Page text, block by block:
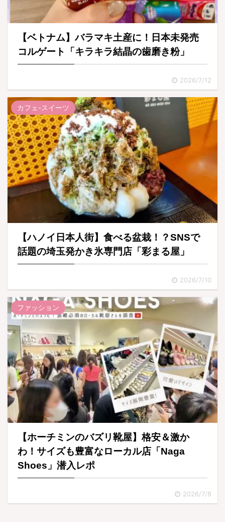
【ベトナム】バラマキ土産に！日本未発売
コルゲート「キラキラ結晶の歯磨き粉」
2026/7/12
カフェ-スイーツ
【ハノイ日本人街】食べる盆栽！？SNSで
話題の埼玉発かき氷専門店「彩まる屋」
2026/7/10
ファッション
【ホーチミンのバズリ靴屋】格安＆激か
わ！サイズも豊富なローカル店「Naga
Shoes」潜入レポ
2026/7/8